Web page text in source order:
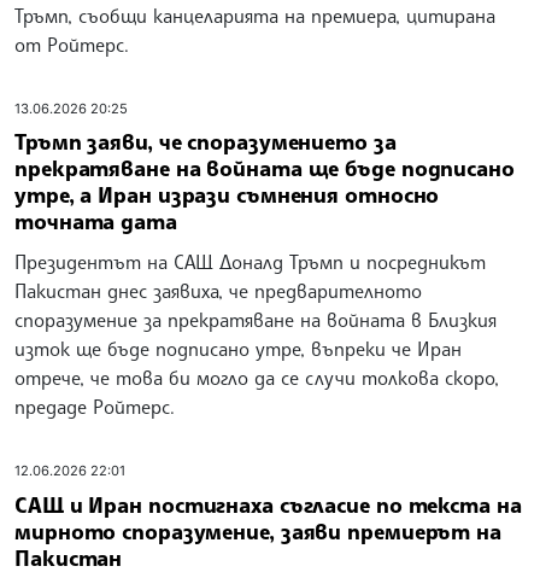
Тръмп, съобщи канцеларията на премиера, цитирана
от Ройтерс.
13.06.2026 20:25
Тръмп заяви, че споразумението за
прекратяване на войната ще бъде подписано
утре, а Иран изрази съмнения относно
точната дата
Президентът на САЩ Доналд Тръмп и посредникът
Пакистан днес заявиха, че предварителното
споразумение за прекратяване на войната в Близкия
изток ще бъде подписано утре, въпреки че Иран
отрече, че това би могло да се случи толкова скоро,
предаде Ройтерс.
12.06.2026 22:01
САЩ и Иран постигнаха съгласие по текста на
мирното споразумение, заяви премиерът на
Пакистан